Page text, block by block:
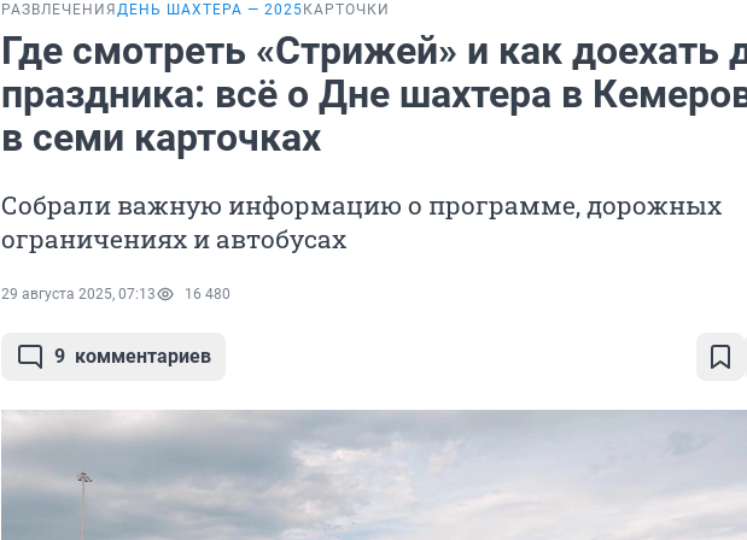
РАЗВЛЕЧЕНИЯ ДЕНЬ ШАХТЕРА — 2025 КАРТОЧКИ
Где смотреть «Стрижей» и как доехать
праздника: всё о Дне шахтера в
в семи карточках
Собрали важную информацию о программе, дорожных
ограничениях и автобусах
29 августа 2025, 07:13 16 480
9 комментариев